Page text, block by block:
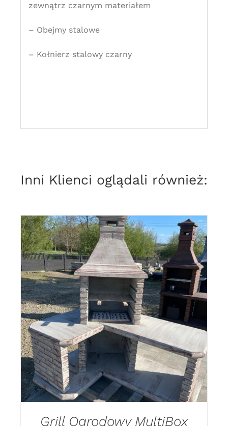
zewnątrz czarnym materiałem
– Obejmy stalowe
– Kołnierz stalowy czarny
Inni Klienci oglądali również:
DODAJ DO KOSZYKA
/
DETAILS
Grill Ogrodowy MultiBox